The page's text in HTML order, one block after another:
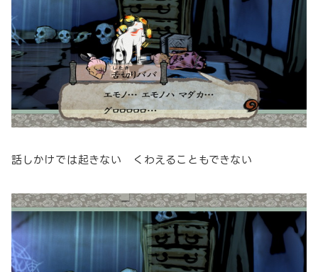
話しかけでは起きない くわえることもできない